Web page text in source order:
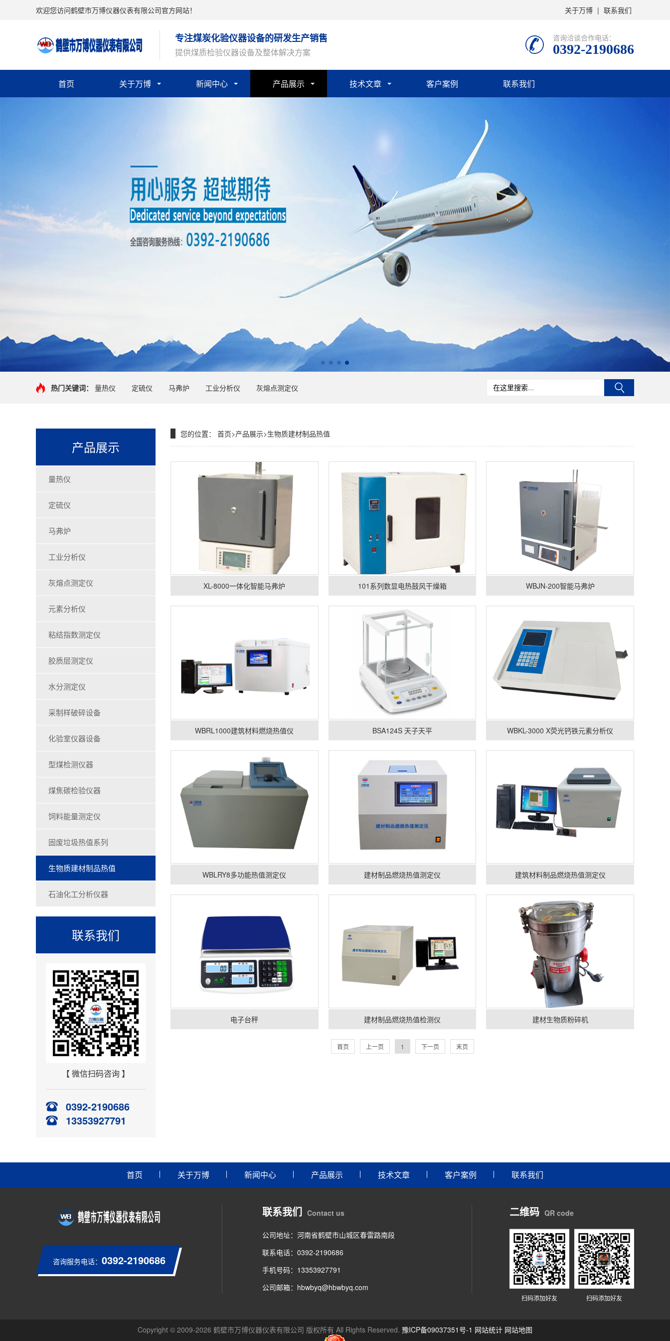
欢迎您访问鹤壁市万博仪器仪表有限公司官方网站！ 关于万博 | 联系我们
专注煤炭化验仪器设备的研发生产销售
提供煤质检验仪器设备及整体解决方案
咨询洽谈合作电话：
0392-2190686
首页 关于万博 新闻中心 产品展示 技术文章 客户案例 联系我们
热门关键词： 量热仪 定硫仪 马弗炉 工业分析仪 灰熔点测定仪
产品展示
量热仪
定硫仪
马弗炉
工业分析仪
灰熔点测定仪
元素分析仪
粘结指数测定仪
胶质层测定仪
水分测定仪
采制样破碎设备
化验室仪器设备
型煤检测仪器
煤焦碳检验仪器
饲料能量测定仪
固废垃圾热值系列
生物质建材制品热值
石油化工分析仪器
联系我们
【 微信扫码咨询 】
0392-2190686
13353927791
您的位置： 首页>产品展示>生物质建材制品热值
XL-8000一体化智能马弗炉 101系列数显电热鼓风干燥箱 WBJN-200智能马弗炉
WBRL1000建筑材料燃烧热值仪 BSA124S 天子天平 WBKL-3000 X荧光钙铁元素分析仪
WBLRY8多功能热值测定仪 建材制品燃烧热值测定仪 建筑材料制品燃烧热值测定仪
电子台秤 建材制品燃烧热值检测仪 建材生物质粉碎机
首页 上一页 1 下一页 末页
首页 关于万博 新闻中心 产品展示 技术文章 客户案例 联系我们
咨询服务电话： 0392-2190686
联系我们 Contact us
公司地址：河南省鹤壁市山城区春雷路南段
联系电话：0392-2190686
手机号码：13353927791
公司邮箱：hbwbyq@hbwbyq.com
二维码 QR code
扫码添加好友 扫码添加好友
Copyright © 2009-2026 鹤壁市万博仪器仪表有限公司 版权所有 All Rights Reserved. 豫ICP备09037351号-1 网站统计 网站地图